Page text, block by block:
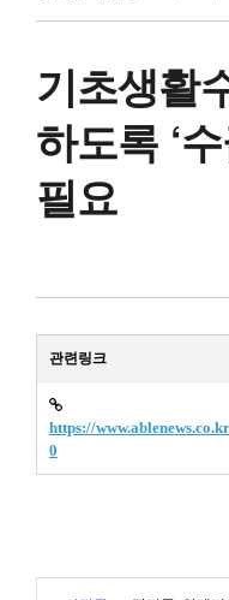
기초생활
하도록 ‘
필요
관련링크
https://
0